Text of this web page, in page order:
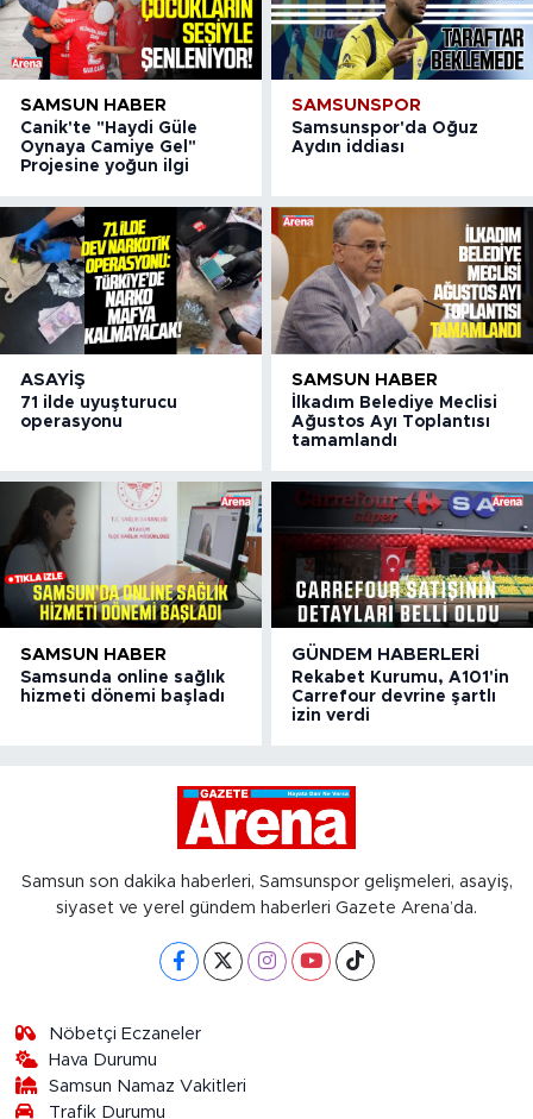
SAMSUN HABER
Canik'te "Haydi Güle
Oynaya Camiye Gel"
Projesine yoğun ilgi
SAMSUNSPOR
Samsunspor'da Oğuz
Aydın iddiası
ASAYIŞ
71 ilde uyuşturucu
operasyonu
SAMSUN HABER
İlkadım Belediye Meclisi
Ağustos Ayı Toplantısı
tamamlandı
SAMSUN HABER
Samsunda online sağlık
hizmeti dönemi başladı
GÜNDEM HABERLERI
Rekabet Kurumu, A101'in
Carrefour devrine şartlı
izin verdi
Samsun son dakika haberleri, Samsunspor gelişmeleri, asayiş,
siyaset ve yerel gündem haberleri Gazete Arena’da.
Nöbetçi Eczaneler
Hava Durumu
Samsun Namaz Vakitleri
Trafik Durumu